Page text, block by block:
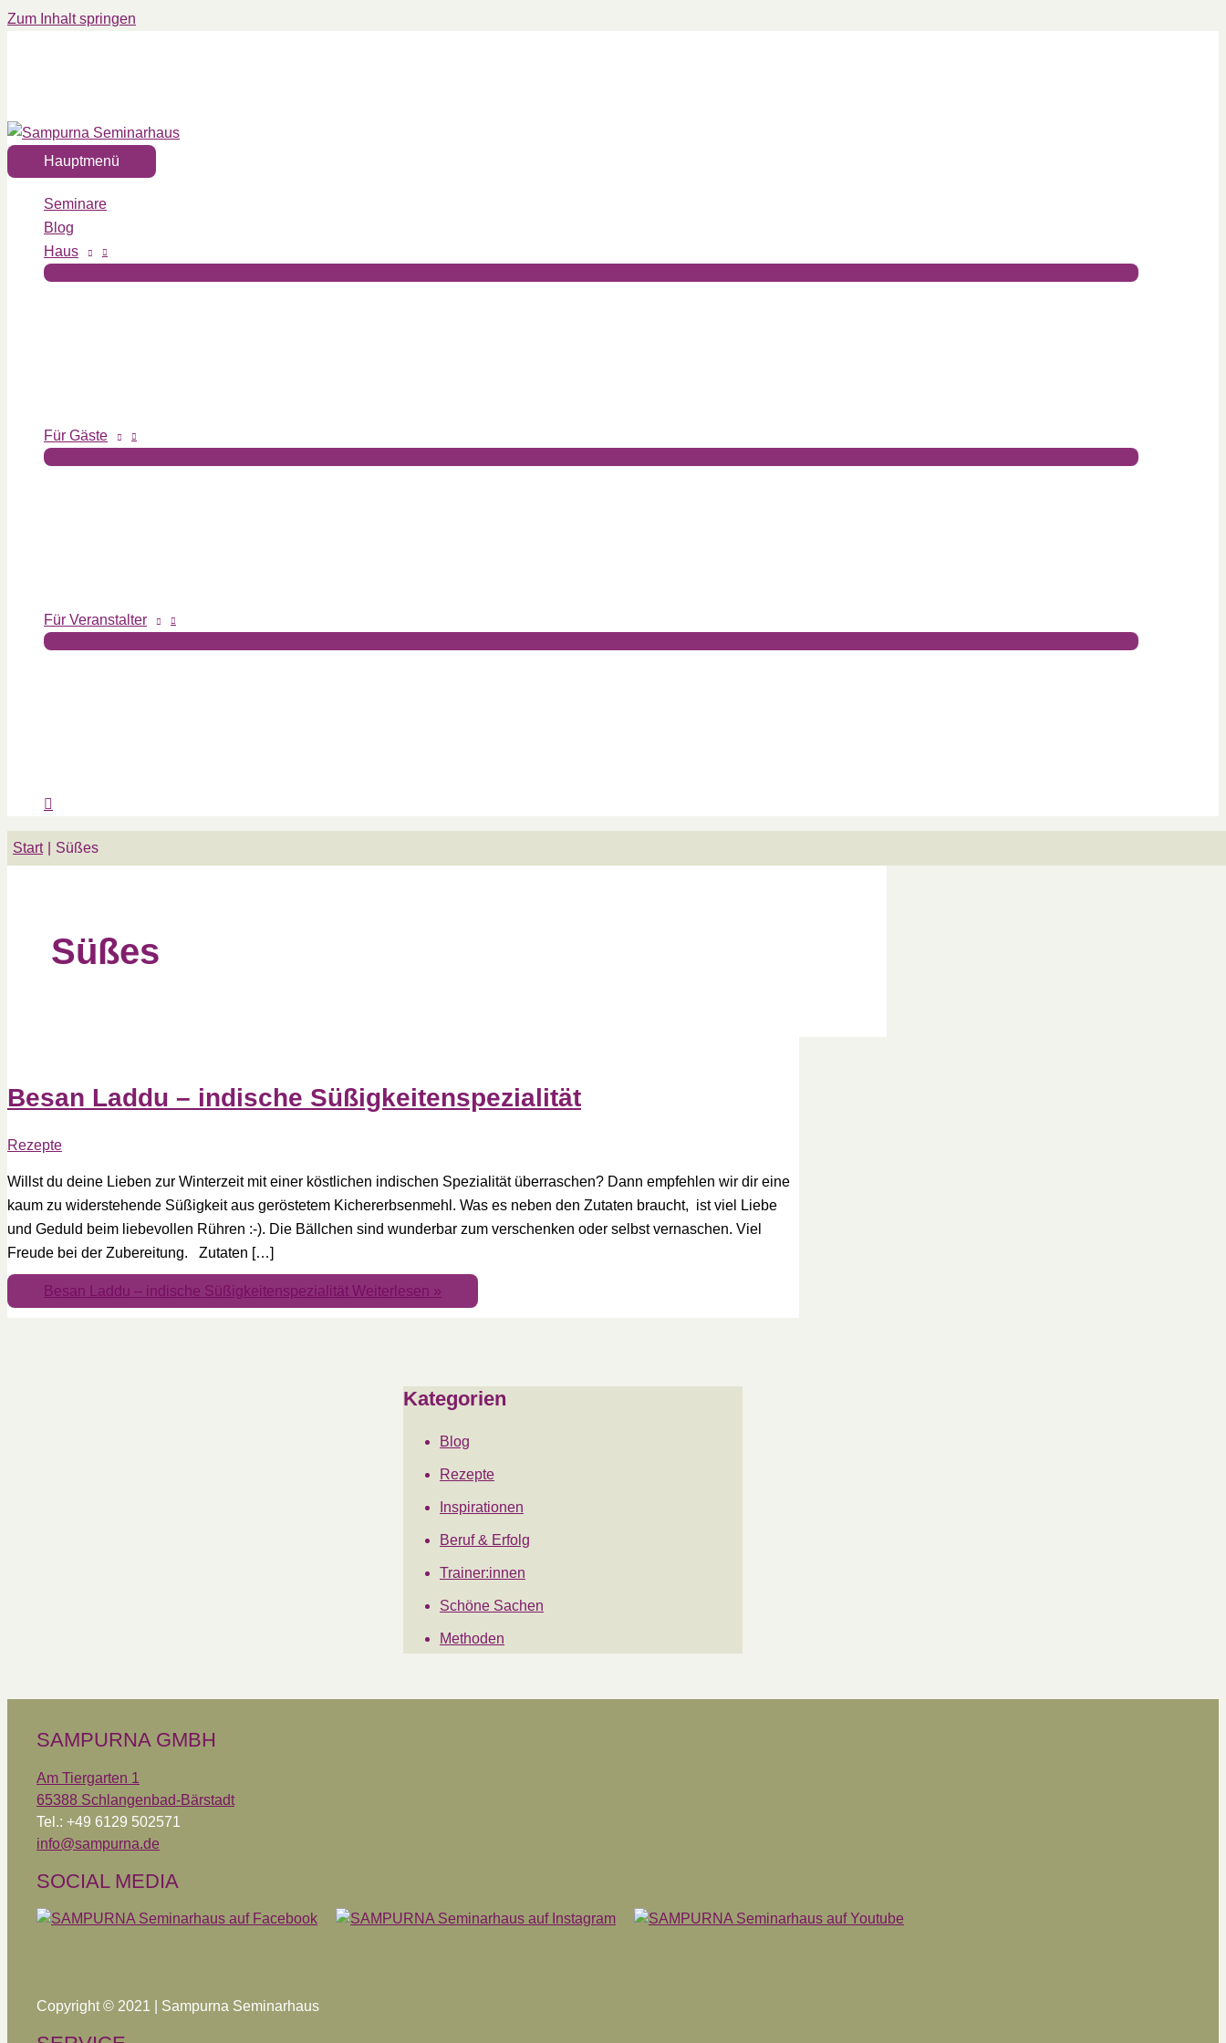
Zum Inhalt springen
Hauptmenü
Seminare
Blog
Haus
Für Gäste
Für Veranstalter
Start Süßes
Süßes
Besan Laddu – indische Süßigkeitenspezialität
Rezepte
Willst du deine Lieben zur Winterzeit mit einer köstlichen indischen Spezialität überraschen? Dann empfehlen wir dir eine
kaum zu widerstehende Süßigkeit aus geröstetem Kichererbsenmehl. Was es neben den Zutaten braucht, ist viel Liebe
und Geduld beim liebevollen Rühren :-). Die Bällchen sind wunderbar zum verschenken oder selbst vernaschen. Viel
Freude bei der Zubereitung. Zutaten […]
Besan Laddu – indische Süßigkeitenspezialität Weiterlesen »
Kategorien
Blog
Rezepte
Inspirationen
Beruf & Erfolg
Trainer:innen
Schöne Sachen
Methoden
SAMPURNA GMBH
Am Tiergarten 1
65388 Schlangenbad-Bärstadt
Tel.: +49 6129 502571
info@sampurna.de
SOCIAL MEDIA
Copyright © 2021 | Sampurna Seminarhaus